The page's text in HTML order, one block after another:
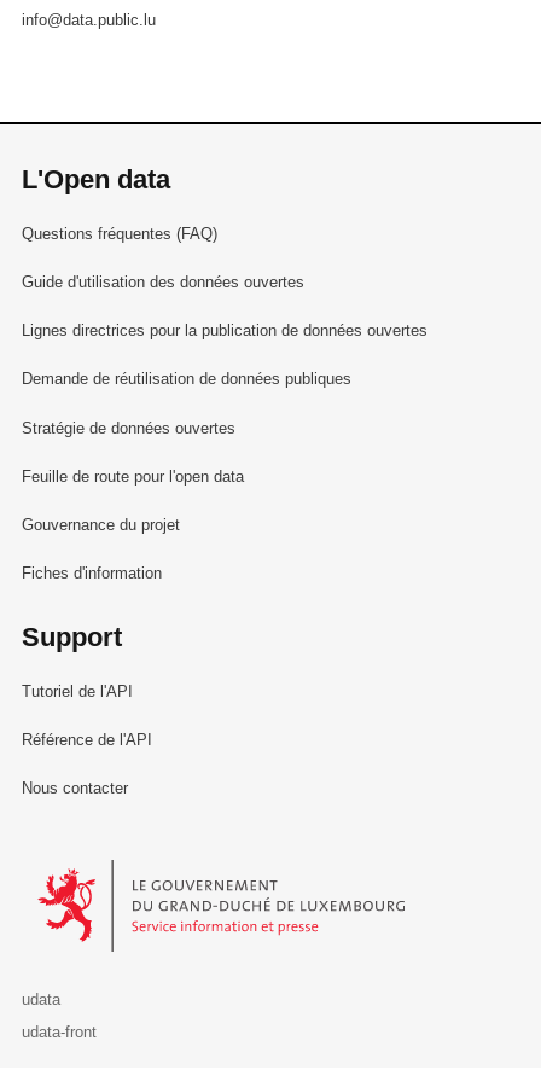
info@data.public.lu
L'Open data
Questions fréquentes (FAQ)
Guide d'utilisation des données ouvertes
Lignes directrices pour la publication de données ouvertes
Demande de réutilisation de données publiques
Stratégie de données ouvertes
Feuille de route pour l'open data
Gouvernance du projet
Fiches d'information
Support
Tutoriel de l'API
Référence de l'API
Nous contacter
Le Gouvernement du Grand-Duché de Luxembourg - Service
udata
udata-front